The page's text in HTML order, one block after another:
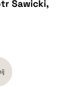
Sawicki,